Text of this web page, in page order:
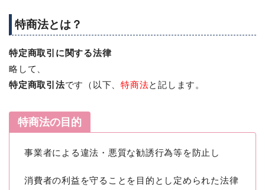
特商法とは？
特定商取引に関する法律
略して、
特定商取引法です（以下、特商法と記します。
特商法の目的
事業者による違法・悪質な勧誘行為等を防止し
消費者の利益を守ることを目的とし定められた法律